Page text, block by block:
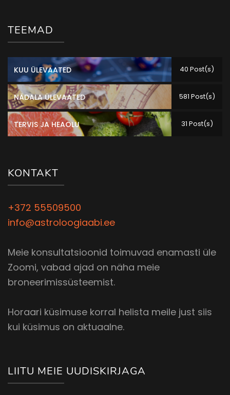
TEEMAD
KUU ÜLEVAATED 40 Post(s)
NÄDALA ÜLEVAATED 581 Post(s)
TERVIS JA HEAOLU 31 Post(s)
KONTAKT
+372 55509500
info@astroloogiaabi.ee
Meie konsultatsioonid toimuvad enamasti üle
Zoomi, vabad ajad on näha meie
broneerimissüsteemist.
Horaari küsimuse korral helista meile just siis
kui küsimus on aktuaalne.
LIITU MEIE UUDISKIRJAGA